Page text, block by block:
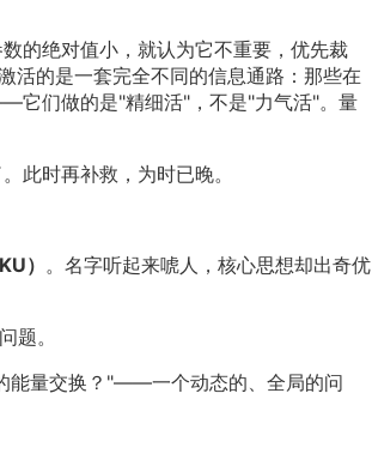
的绝对值小，就认为它不重要，优先裁
活的是一套完全不同的信息通路：那些在
它们做的是"精细活"，不是"力气活"。量
此时再补救，为时已晚。
） 。名字听起来唬人，核心思想却出奇优
题。
能量交换？"——一个动态的、全局的问